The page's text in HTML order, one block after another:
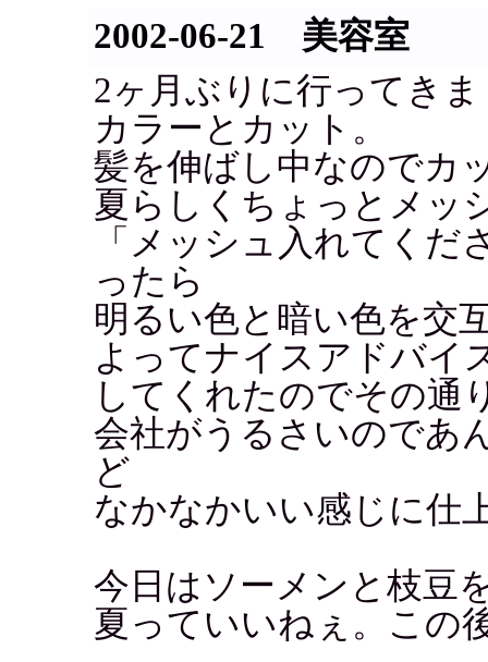
2002-06-21 美容室
2ヶ月ぶりに行ってき
カラーとカット。
髪を伸ばし中なのでカ
夏らしくちょっとメッ
「メッシュ入れてくだ
ったら
明るい色と暗い色を交
よってナイスアドバイ
してくれたのでその通
会社がうるさいのであ
ど
なかなかいい感じに仕
今日はソーメンと枝豆
夏っていいねぇ。この